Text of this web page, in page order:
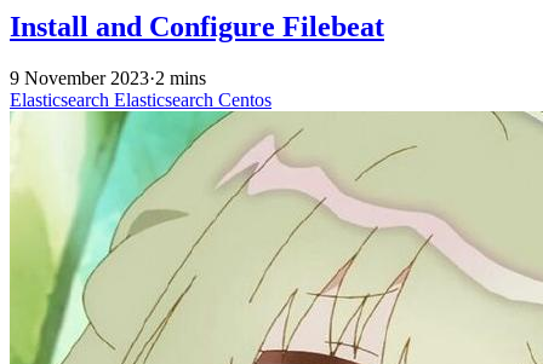
Install and Configure Filebeat
9 November 2023·2 mins
Elasticsearch Elasticsearch Centos